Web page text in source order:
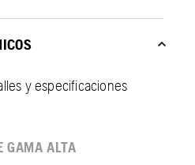
y especificaciones
GAMA ALTA